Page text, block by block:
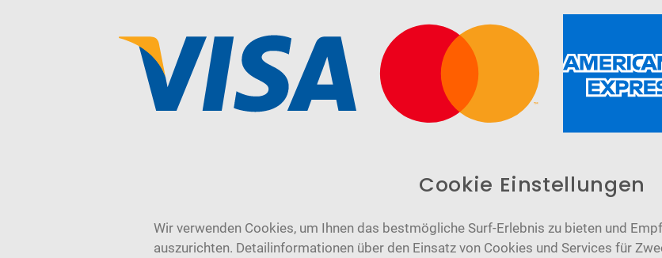
Cookie Einstellungen
Wir verwenden Cookies, um Ihnen das bestmögliche Surf-Erlebnis zu bieten und
auszurichten. Detailinformationen über den Einsatz von Cookies und Services für